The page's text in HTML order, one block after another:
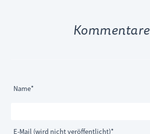
Kommentare
Pflichtfeld
Name*
Pflichtfeld
E-Mail (wird nicht veröffentlicht)*